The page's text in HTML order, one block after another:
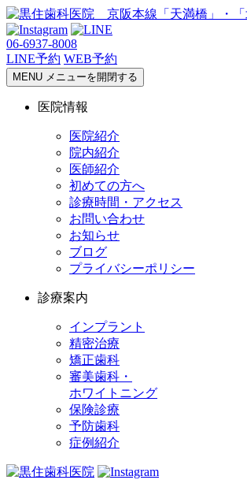
06-6937-8008
LINE予約 WEB予約
MENU メニューを開閉する
医院情報
医院紹介
院内紹介
医師紹介
初めての方へ
診療時間・アクセス
お問い合わせ
お知らせ
ブログ
プライバシーポリシー
診療案内
インプラント
精密治療
矯正歯科
審美歯科・
ホワイトニング
保険診療
予防歯科
症例紹介